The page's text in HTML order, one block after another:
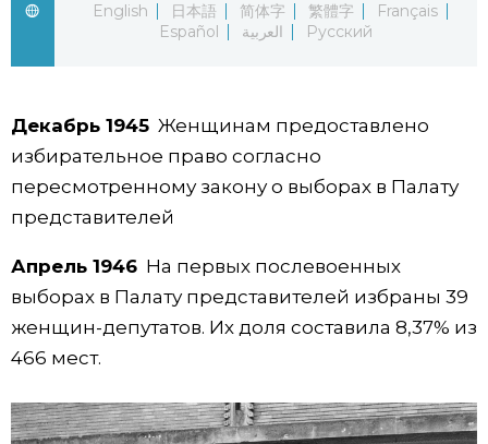
Жизнь
Технологии
Токио
От редакции
English
日本語 简体字 繁體字
Français
Español
العربية Русский
Декабрь 1945Женщинам предоставлено
избирательное право согласно
пересмотренному закону о выборах в Палату
представителей
Апрель 1946На первых послевоенных
выборах в Палату представителей избраны 39
женщин-депутатов. Их доля составила 8,37% из
466 мест.